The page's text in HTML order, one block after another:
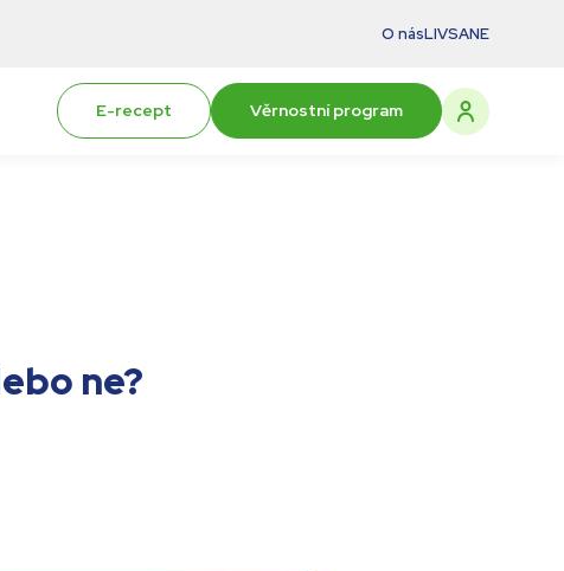
O násLIVSANE
E-recept Věrnostní program
ne?